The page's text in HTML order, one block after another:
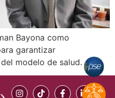
Bayona como
garantizar
modelo de salud.